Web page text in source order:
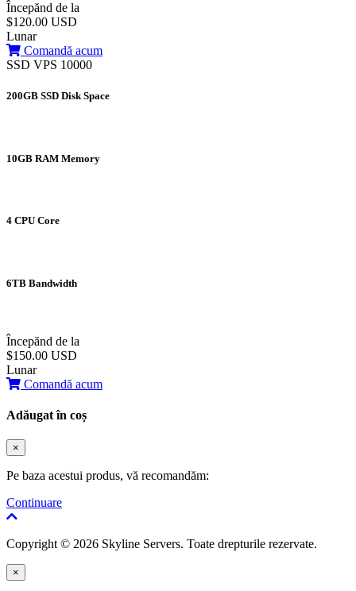
Începănd de la
$120.00 USD
Lunar
Comandă acum
SSD VPS 10000
200GB SSD Disk Space
10GB RAM Memory
4 CPU Core
6TB Bandwidth
Începănd de la
$150.00 USD
Lunar
Comandă acum
Adăugat în coș
×
Pe baza acestui produs, vă recomandăm:
Continuare
Copyright © 2026 Skyline Servers. Toate drepturile rezervate.
×
Închide